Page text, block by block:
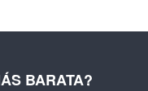
BARATA?